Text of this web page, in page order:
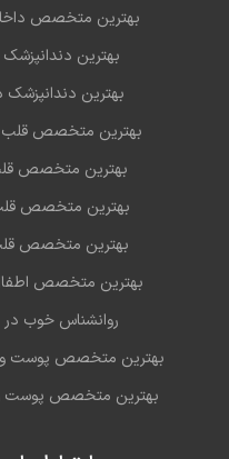
بهترین متخصص
بهترین دندانپزشک
بهترین دندانپزشک
بهترین متخصص قلب
بهترین متخصص
بهترین متخصص
بهترین متخصص
بهترین متخصص
روانشناس خوب در
بهترین متخصص پوست و
بهترین متخصص پوست